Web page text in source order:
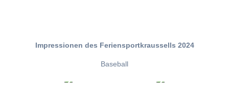
Impressionen des Feriensportkraussells 2024
Baseball